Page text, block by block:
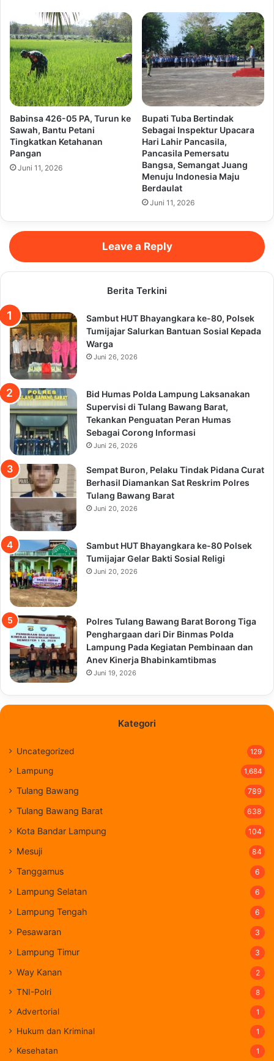
Babinsa 426-05 PA, Turun ke
Sawah, Bantu Petani
Tingkatkan Ketahanan
Pangan
Juni 11, 2026
Bupati Tuba Bertindak
Sebagai Inspektur Upacara
Hari Lahir Pancasila,
Pancasila Pemersatu
Bangsa, Semangat Juang
Menuju Indonesia Maju
Berdaulat
Juni 11, 2026
Leave a Reply
Berita Terkini
Sambut HUT Bhayangkara ke-80, Polsek
Tumijajar Salurkan Bantuan Sosial Kepada
Warga
Juni 26, 2026
Bid Humas Polda Lampung Laksanakan
Supervisi di Tulang Bawang Barat,
Tekankan Penguatan Peran Humas
Sebagai Corong Informasi
Juni 26, 2026
Sempat Buron, Pelaku Tindak Pidana Curat
Berhasil Diamankan Sat Reskrim Polres
Tulang Bawang Barat
Juni 20, 2026
Sambut HUT Bhayangkara ke-80 Polsek
Tumijajar Gelar Bakti Sosial Religi
Juni 20, 2026
Polres Tulang Bawang Barat Borong Tiga
Penghargaan dari Dir Binmas Polda
Lampung Pada Kegiatan Pembinaan dan
Anev Kinerja Bhabinkamtibmas
Juni 19, 2026
Kategori
Uncategorized 129
Lampung 1,684
Tulang Bawang 789
Tulang Bawang Barat 638
Kota Bandar Lampung 104
Mesuji 84
Tanggamus 6
Lampung Selatan 6
Lampung Tengah 6
Pesawaran 3
Lampung Timur 3
Way Kanan 2
TNI-Polri 8
Advertorial 1
Hukum dan Kriminal 1
Kesehatan 1